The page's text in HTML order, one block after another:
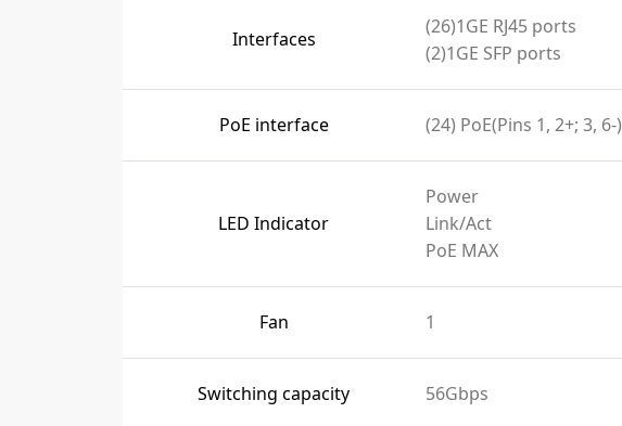
Interfaces
(26)1GE RJ45 ports
(2)1GE SFP ports
PoE interface (24) PoE(Pins 1, 2+; 3, 6-)
LED Indicator
Power
Link/Act
PoE MAX
Fan 1
Switching capacity 56Gbps